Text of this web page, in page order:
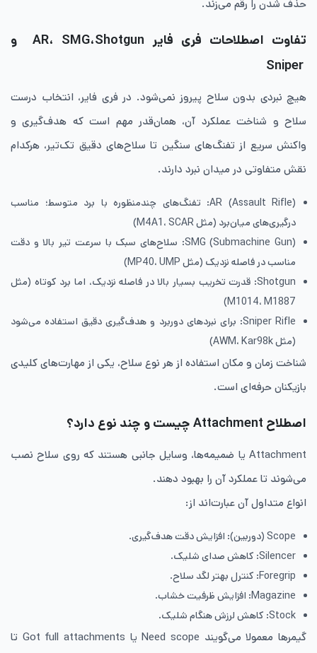
حذف شدن را رقم می‌زند.
تفاوت اصطلاحات فری فایر AR، SMG،Shotgun و
هیچ نبردی بدون سلاح پیروز نمی‌شود. در فری فایر، انتخاب درست
سلاح و شناخت عملکرد آن، همان‌قدر مهم است که هدف‌گیری و
واکنش سریع از تفنگ‌های سنگین تا سلاح‌های دقیق تک‌تیر، هرکدام
نقش متفاوتی در میدان نبرد دارند.
AR (Assault Rifle): تفنگ‌های چندمنظوره با برد متوسط؛ مناسب
درگیری‌های میان‌برد (مثل M4A1، SCAR)
SMG (Submachine Gun): سلاح‌های سبک با سرعت تیر بالا و دقت
مناسب در فاصله نزدیک (مثل MP40، UMP)
Shotgun: قدرت تخریب بسیار بالا در فاصله نزدیک، اما برد کوتاه (مثل
M1014، M1887)
Sniper Rifle: برای نبردهای دوربرد و هدف‌گیری دقیق استفاده می‌شود
(مثل AWM، Kar98k)
شناخت زمان و مکان استفاده از هر نوع سلاح، یکی از مهارت‌های کلیدی
بازیکنان حرفه‌ای است.
اصطلاح Attachment چیست و چند نوع دارد؟
Attachment یا ضمیمه‌ها، وسایل جانبی هستند که روی سلاح نصب
می‌شوند تا عملکرد آن را بهبود دهند.
انواع متداول آن عبارت‌اند از:
Scope (دوربین): افزایش دقت هدف‌گیری.
Silencer: کاهش صدای شلیک.
Foregrip: کنترل بهتر لگد سلاح.
Magazine: افزایش ظرفیت خشاب.
Stock: کاهش لرزش هنگام شلیک.
گیمرها معمولا می‌گویند Need scope یا Got full attachments تا